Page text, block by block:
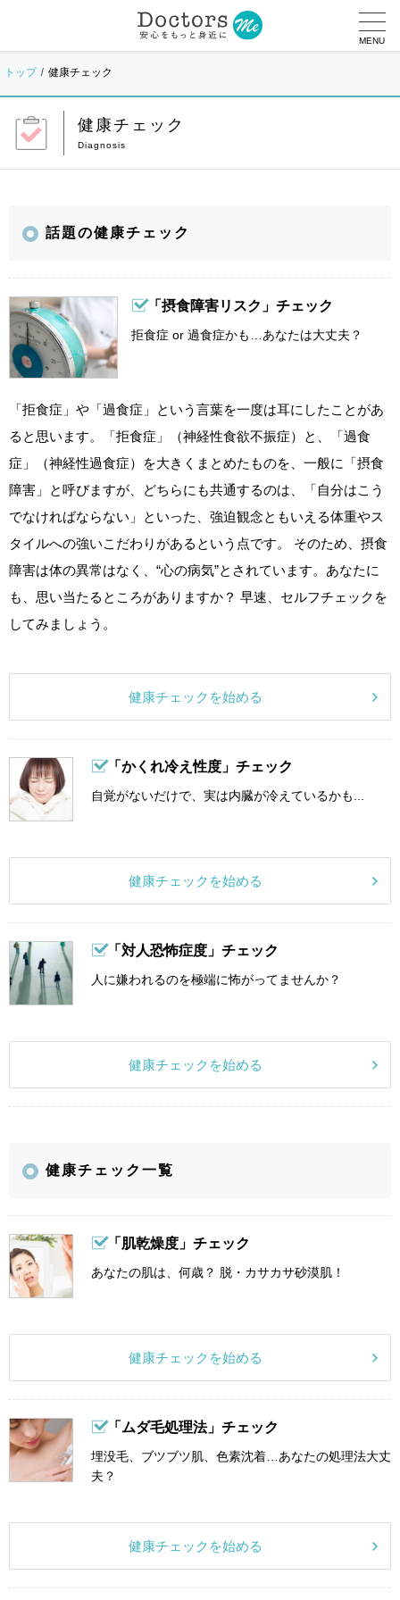
MENU
トップ 健康チェック
健康チェック
話題の健康チェック
「摂食障害リスク」チェック
拒食症 or 過食症かも…あなたは大丈夫？
「拒食症」や「過食症」という言葉を一度は耳にしたことがあ
ると思います。「拒食症」（神経性食欲不振症）と、「過食
症」（神経性過食症）を大きくまとめたものを、一般に「摂食
障害」と呼びますが、どちらにも共通するのは、「自分はこう
でなければならない」といった、強迫観念ともいえる体重やス
タイルへの強いこだわりがあるという点です。 そのため、摂食
障害は体の異常はなく、“心の病気”とされています。あなたに
も、思い当たるところがありますか？ 早速、セルフチェックを
してみましょう。
健康チェックを始める
「かくれ冷え性度」チェック
自覚がないだけで、実は内臓が冷えているかも...
健康チェックを始める
「対人恐怖症度」チェック
人に嫌われるのを極端に怖がってませんか？
健康チェックを始める
健康チェック一覧
「肌乾燥度」チェック
あなたの肌は、何歳？ 脱・カサカサ砂漠肌！
健康チェックを始める
「ムダ毛処理法」チェック
埋没毛、ブツブツ肌、色素沈着…あなたの処理法大丈
夫？
健康チェックを始める